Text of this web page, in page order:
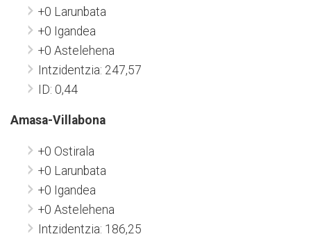
+0 Larunbata
+0 Igandea
+0 Astelehena
Intzidentzia: 247,57
ID: 0,44
Amasa-Villabona
+0 Ostirala
+0 Larunbata
+0 Igandea
+0 Astelehena
Intzidentzia: 186,25